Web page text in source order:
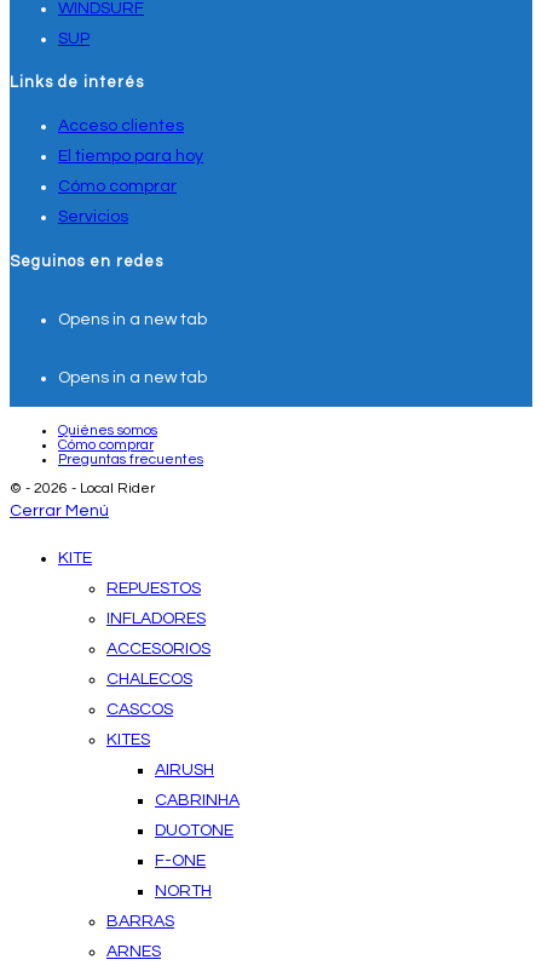
WINDSURF
SUP
Links de interés
Acceso clientes
El tiempo para hoy
Cómo comprar
Servicios
Seguinos en redes
Opens in a new tab
Opens in a new tab
Quiénes somos
Cómo comprar
Preguntas frecuentes
© - 2026 - Local Rider
Cerrar Menú
KITE
REPUESTOS
INFLADORES
ACCESORIOS
CHALECOS
CASCOS
KITES
AIRUSH
CABRINHA
DUOTONE
F-ONE
NORTH
BARRAS
ARNES